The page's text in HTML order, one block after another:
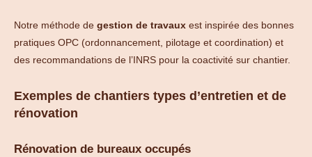
Notre méthode de gestion de travaux est inspirée des bonnes
pratiques OPC (ordonnancement, pilotage et coordination) et
des recommandations de l’INRS pour la coactivité sur chantier.
Exemples de chantiers types d’entretien et de
rénovation
Rénovation de bureaux occupés